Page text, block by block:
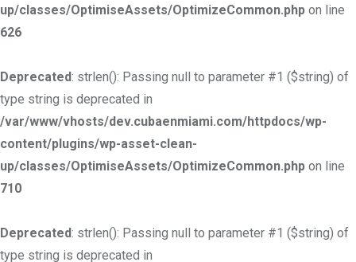
up/classes/OptimiseAssets/OptimizeCommon.php on line
626
Deprecated: strlen(): Passing null to parameter #1 ($string) of
type string is deprecated in
/var/www/vhosts/dev.cubaenmiami.com/httpdocs/wp-
content/plugins/wp-asset-clean-
up/classes/OptimiseAssets/OptimizeCommon.php on line
710
Deprecated: strlen(): Passing null to parameter #1 ($string) of
type string is deprecated in